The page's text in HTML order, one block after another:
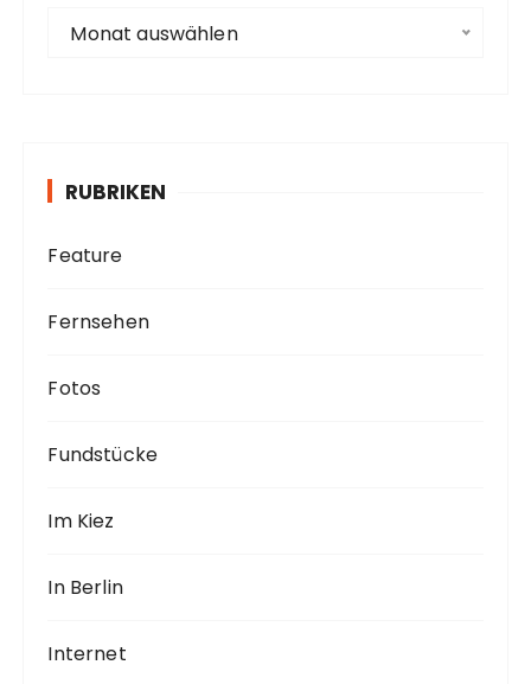
Monat auswählen
RUBRIKEN
Feature
Fernsehen
Fotos
Fundstücke
Im Kiez
In Berlin
Internet